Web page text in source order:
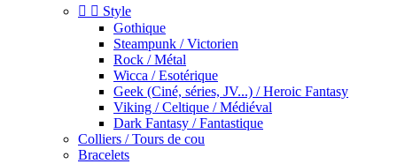
  Style
Gothique
Steampunk / Victorien
Rock / Métal
Wicca / Esotérique
Geek (Ciné, séries, JV...) / Heroic Fantasy
Viking / Celtique / Médiéval
Dark Fantasy / Fantastique
Colliers / Tours de cou
Bracelets